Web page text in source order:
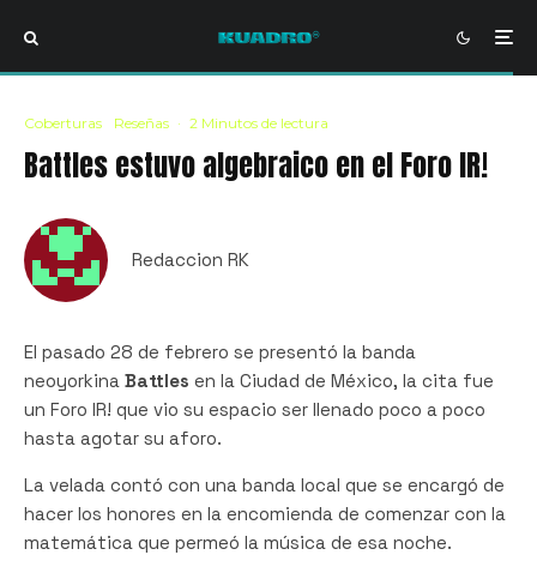
Coberturas Reseñas · 2 Minutos de lectura
Battles estuvo algebraico en el Foro IR!
Redaccion RK
El pasado 28 de febrero se presentó la banda
neoyorkina Battles en la Ciudad de México, la cita fue
un Foro IR! que vio su espacio ser llenado poco a poco
hasta agotar su aforo.
La velada contó con una banda local que se encargó de
hacer los honores en la encomienda de comenzar con la
matemática que permeó la música de esa noche.